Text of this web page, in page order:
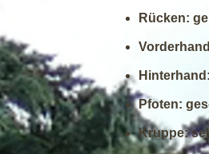
Rücken:
Pfoten:
Kruppe: